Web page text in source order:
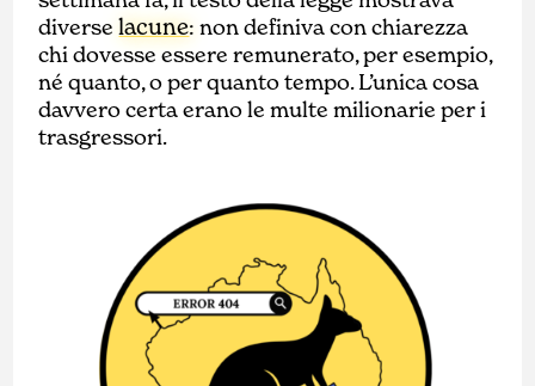
diverselacune: non definiva con chiarezza
chi dovesse essere remunerato, per esempio,
né quanto, o per quanto tempo. L’unica cosa
davvero certa erano le multe milionarie per i
trasgressori.